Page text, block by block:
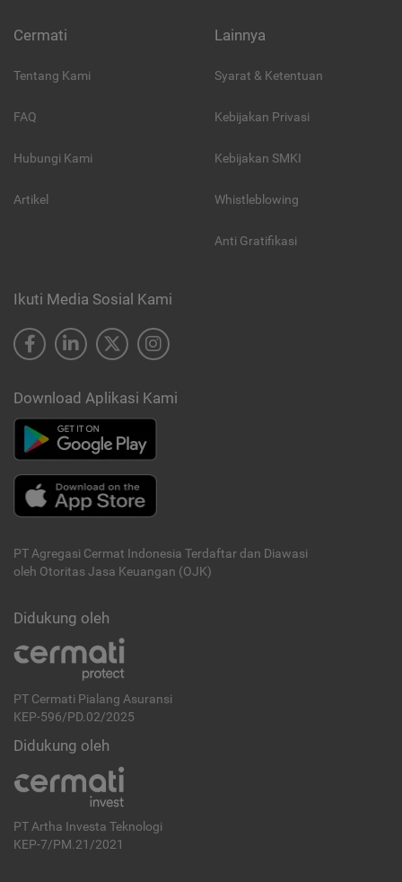
Cermati
Tentang Kami
FAQ
Hubungi Kami
Artikel
Lainnya
Syarat & Ketentuan
Kebijakan Privasi
Kebijakan SMKI
Whistleblowing
Anti Gratifikasi
Ikuti Media Sosial Kami
Download Aplikasi Kami
PT Agregasi Cermat Indonesia Terdaftar dan Diawasi
oleh Otoritas Jasa Keuangan (OJK)
Didukung oleh
PT Cermati Pialang Asuransi
KEP-596/PD.02/2025
Didukung oleh
PT Artha Investa Teknologi
KEP-7/PM.21/2021